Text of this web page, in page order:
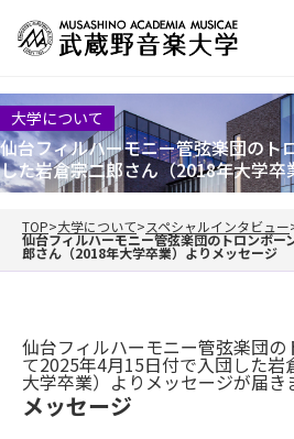
大学について
仙台フィルハーモニー管弦楽団のト
した岩倉宗二郎さん（2018年大学
TOP 大学について スペシャルインタビュー
仙台フィルハーモニー管弦楽団のトロンボー
郎さん（2018年大学卒業）よりメッセージ
仙台フィルハーモニー管弦楽団の
て2025年4月15日付で入団した岩
大学卒業）よりメッセージが届き
メッセージ